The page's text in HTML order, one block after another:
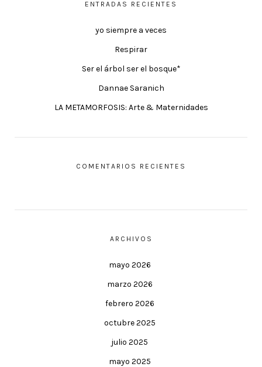
ENTRADAS RECIENTES
yo siempre a veces
Respirar
Ser el árbol ser el bosque*
Dannae Saranich
LA METAMORFOSIS: Arte & Maternidades
COMENTARIOS RECIENTES
ARCHIVOS
mayo 2026
marzo 2026
febrero 2026
octubre 2025
julio 2025
mayo 2025